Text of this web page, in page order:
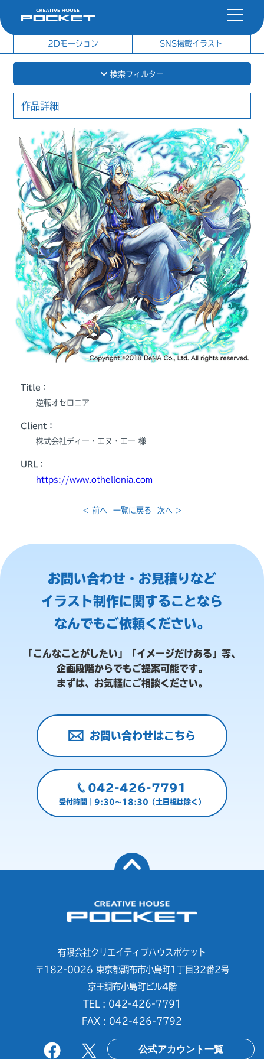
社内制作イラスト
2Dモーション SNS掲載イラスト
検索フィルター
作品詳細
Title：
逆転オセロニア
Client：
株式会社ディー・エヌ・エー 様
URL：
https://www.othellonia.com
< 前へ 一覧に戻る 次へ >
お問い合わせ・お見積りなど
イラスト制作に関することなら
なんでもご依頼ください。
「こんなことがしたい」「イメージだけある」等、
企画段階からでもご提案可能です。
まずは、お気軽にご相談ください。
お問い合わせはこちら
042-426-7791
受付時間｜9:30～18:30（土日祝は除く）
有限会社クリエイティブハウスポケット
〒182-0026 東京都調布市小島町1丁目32番2号
京王調布小島町ビル4階
TEL : 042-426-7791
FAX : 042-426-7792
公式アカウント一覧